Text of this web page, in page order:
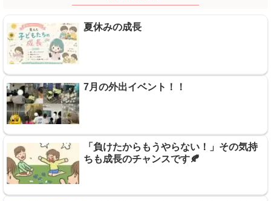
夏休みの成長
7月の外出イベント！！
「負けたからもうやらない！」その気持
ちも成長のチャンスです🍂